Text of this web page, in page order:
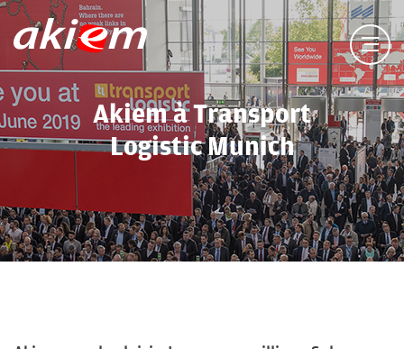
Akiem à Transport
Logistic Munich